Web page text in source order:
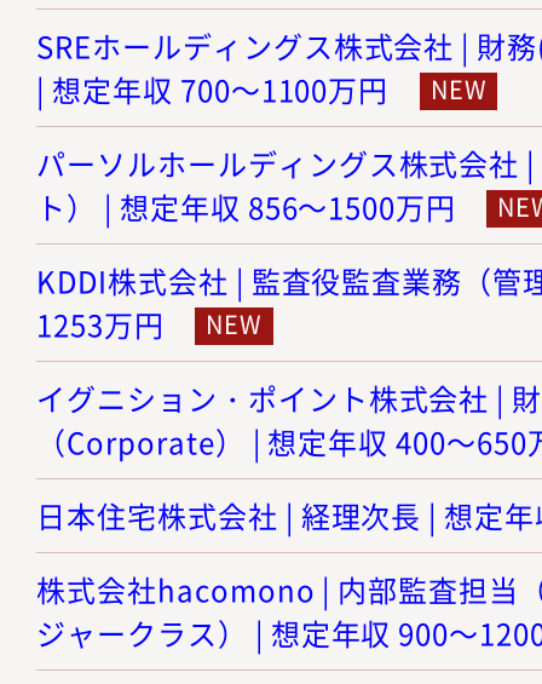
SREホールディングス株式会社 | 財
| 想定年収 700～1100万円
パーソルホールディングス株式会社
ト） | 想定年収 856～1500万円
KDDI株式会社 | 監査役監査業務（管
1253万円
イグニション・ポイント株式会社 |
（Corporate） | 想定年収 400～650
日本住宅株式会社 | 経理次長 | 想定
株式会社hacomono | 内部監査担当
ジャークラス） | 想定年収 900～